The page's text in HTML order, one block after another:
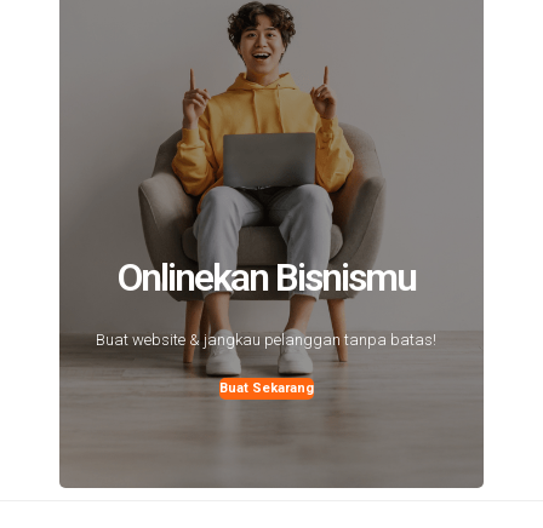
Onlinekan Bisnismu
Buat website & jangkau pelanggan tanpa batas!
Buat Sekarang